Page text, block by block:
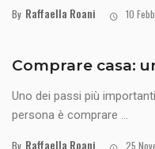
By Raffaella Roani 10
Comprare casa:
Uno dei passi più
persona è comprare ...
By Raffaella Roani 25